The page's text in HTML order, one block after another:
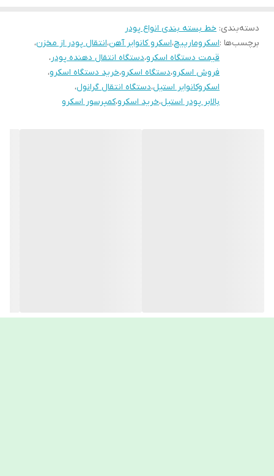
دسته‌بندی: خط بسته بندی انواع پودر
برچسب‌ها :اسکرومارپیچ،اسکرو کانوایر آهن،انتقال پودر از مخزن،
قیمت دستگاه اسکرو،دستگاه انتقال دهنده پودر،
فروش اسکرو،دستگاه اسکرو،خرید دستگاه اسکرو،
اسکروکانوایر استیل،دستگاه انتقال گرانول،
بالابر پودر استیل،خرید اسکرو،کمپرسور اسکرو